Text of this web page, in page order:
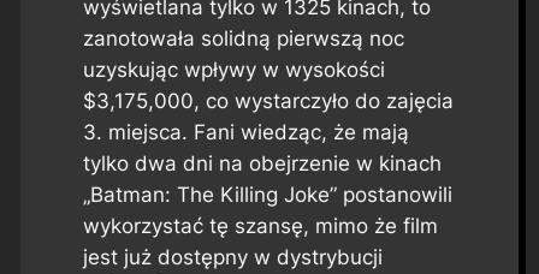
wyświetlana tylko w 1325 kinach, to
zanotowała solidną pierwszą noc
uzyskując wpływy w wysokości
$3,175,000, co wystarczyło do zajęcia
3. miejsca. Fani wiedząc, że mają
tylko dwa dni na obejrzenie w kinach
„Batman: The Killing Joke” postanowili
wykorzystać tę szansę, mimo że film
jest już dostępny w dystrybucji